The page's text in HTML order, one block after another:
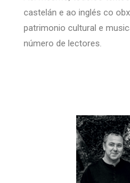
castelán e ao inglés co
patrimonio cultural e
número de lectores.